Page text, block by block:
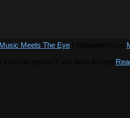
Meets The Eye| Präsentiert von